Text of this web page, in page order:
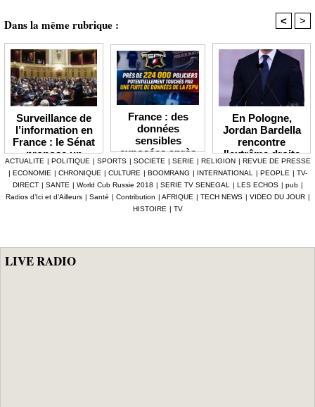
Dans la même rubrique : < >
Surveillance de
l’information en
France : le Sénat
propose un
observatoire déjà
très critiqué
France : des
données
sensibles
exposées après
une
cyberattaque
visant la
Fédération
sportive de la
En Pologne,
Jordan Bardella
rencontre
l'extrême droite
et peaufine sa
stature
présidentielle
ACTUALITE | POLITIQUE | SPORTS | SOCIETE | SERIE | RELIGION | REVUE DE PRESSE
| ECONOMIE | CHRONIQUE | CULTURE | BOOMRANG | INTERNATIONAL | PEOPLE | TV-
DIRECT | SANTE | World Cub Russie 2018 | SERIE TV SENEGAL | LES ECHOS | pub |
Radios d’Ici et d’Ailleurs | Santé | Contribution | AFRIQUE | TECH NEWS | VIDEO DU JOUR |
HISTOIRE | TV
LIVE RADIO